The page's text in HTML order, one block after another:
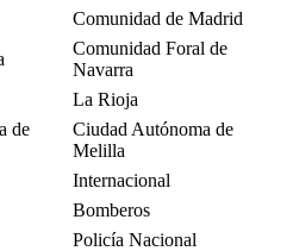
Comunidad de Madrid
Comunidad Foral de
Navarra
La Rioja
de
Ciudad Autónoma de
Melilla
Internacional
Bomberos
Policía Nacional